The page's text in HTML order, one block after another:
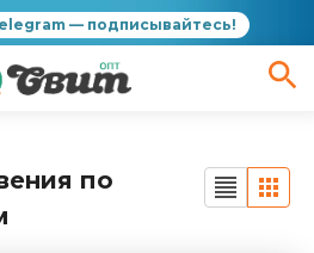
— подписывайтесь!
по